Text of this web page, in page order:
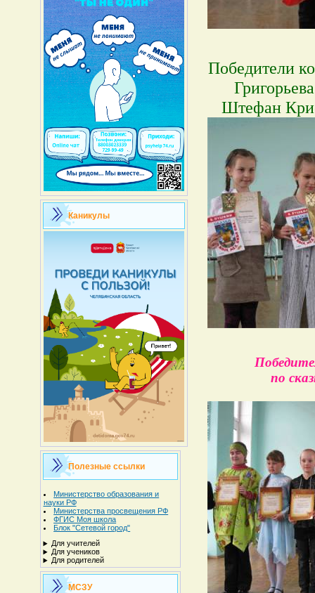
Каникулы
Полезные ссылки
Министерство образования и
науки РФ
Министерства просвещения РФ
ФГИС Моя школа
Блок "Сетевой город"
Для учителей
Для учеников
Для родителей
МСЗУ
Победители
Штефан
по